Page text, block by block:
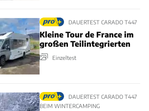
DAUERTEST CARADO T447
Kleine Tour de France im
großen Teilintegrierten
Einzeltest
DAUERTEST CARADO T447
BEIM WINTERCAMPING